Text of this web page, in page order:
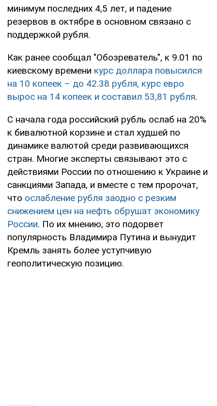
минимум последних 4,5 лет, и падение
резервов в октябре в основном связано с
поддержкой рубля.
Как ранее сообщал "Обозреватель", к 9.01 по
киевскому времени курс доллара повысился
на 10 копеек – до 42.38 рубля, курс евро
вырос на 14 копеек и составил 53,81 рубля.
С начала года российский рубль ослаб на 20%
к бивалютной корзине и стал худшей по
динамике валютой среди развивающихся
стран. Многие эксперты связывают это с
действиями России по отношению к Украине и
санкциями Запада, и вместе с тем пророчат,
что ослабление рубля заодно с резким
снижением цен на нефть обрушат экономику
России. По их мнению, это подорвет
популярность Владимира Путина и вынудит
Кремль занять более уступчивую
геополитическую позицию.